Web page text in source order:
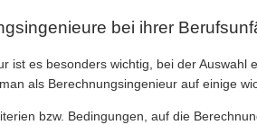
bei ihrer
ist es besonders wichtig, bei der
als Berechnungsingenieur auf einige
bzw. Bedingungen, auf die